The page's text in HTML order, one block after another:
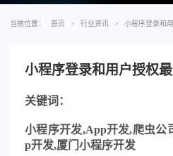
当前位置： 首页 > 行业资讯 > 小程序登录和
小程序登录和用户授权
关键词：
小程序开发,App开发,爬虫公
p开发,厦门小程序开发